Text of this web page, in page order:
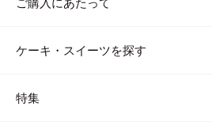
ケーキ・スイーツを探す
特集